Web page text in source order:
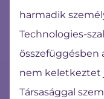
harmadik
Technologies-
összefüggésben
nem keletkeztet
Társasággal